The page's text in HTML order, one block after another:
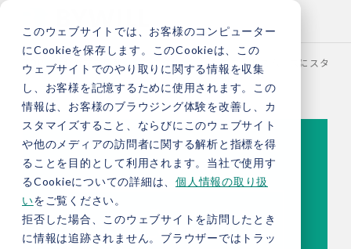
このウェブサイトでは、お客様のコンピューター
にCookieを保存します。このCookieは、この
ウェブサイトでのやり取りに関する情報を収集
し、お客様を記憶するために使用されます。この
情報は、お客様のブラウジング体験を改善し、カ
スタマイズすること、ならびにこのウェブサイト
や他のメディアの訪問者に関する解析と指標を得
ることを目的として利用されます。当社で使用す
るCookieについての詳細は、 個人情報の取り扱
いをご覧ください。
拒否した場合、このウェブサイトを訪問したとき
に情報は追跡されません。ブラウザーではトラッ
TOP お役立ち情報 ブログ 【総研ブログ】スムーズにスター